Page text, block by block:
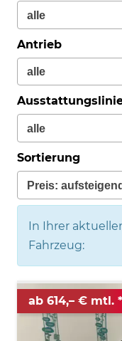
Antrieb
Sortierung
In Ihrer
Fahrzeug:
ab 614,– € mtl.